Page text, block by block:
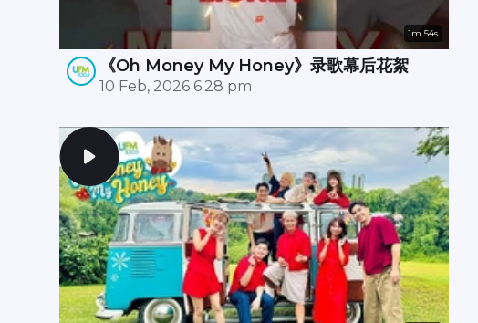
1m 54s
《Oh Money My Honey》录歌幕后花絮
10 Feb, 2026 6:28 pm